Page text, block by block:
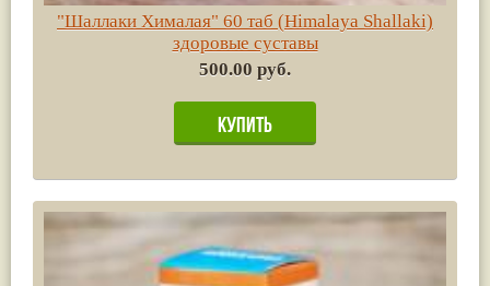
"Шаллаки Хималая" 60 таб (Himalaya Shallaki)
здоровые суставы
500.00 руб.